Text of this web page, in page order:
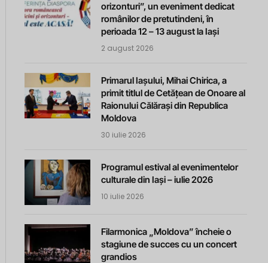
orizonturi”, un eveniment dedicat
românilor de pretutindeni, în
perioada 12 – 13 august la Iași
2 august 2026
Primarul Iașului, Mihai Chirica, a
primit titlul de Cetățean de Onoare al
Raionului Călărași din Republica
Moldova
30 iulie 2026
Programul estival al evenimentelor
culturale din Iași – iulie 2026
10 iulie 2026
Filarmonica „Moldova” încheie o
stagiune de succes cu un concert
grandios